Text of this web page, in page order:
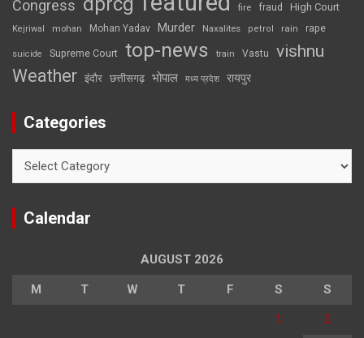
Congress fire fraud High Court
Kejriwal mohan Mohan Yadav Murder Naxalites petrol rain rape
suicide Supreme Court top-news train Vastu vishnu
Weather इंदौर छत्तीसगढ़ भोपाल मध्य प्रदेश रायपुर
Categories
Calendar
AUGUST 2026
M T W T F S S
1 2